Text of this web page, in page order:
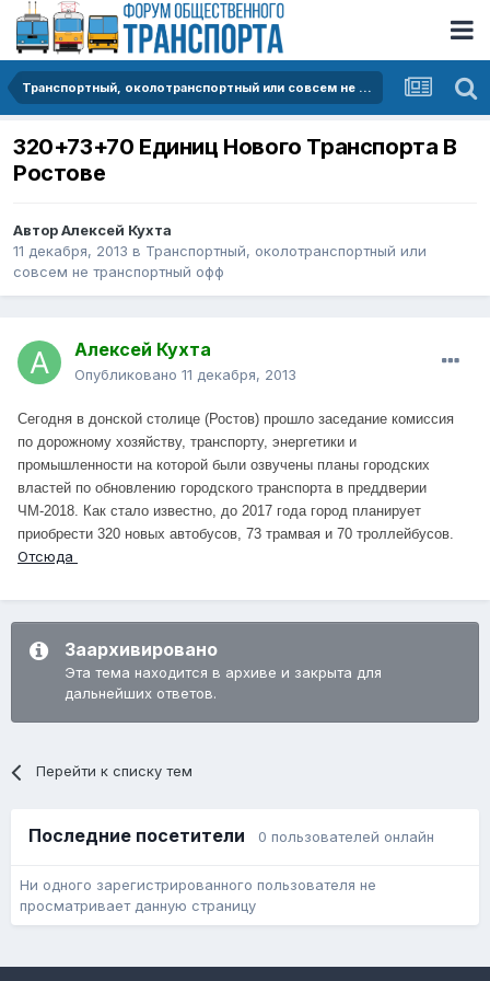
Транспортный, околотранспортный или совсем не транспортный офф
320+73+70 Единиц Нового Транспорта В
Pостове
АвторАлексей Кухта
11 декабря, 2013 в Транспортный, околотранспортный или
совсем не транспортный офф
Алексей Кухта
Опубликовано 11 декабря, 2013
Сегодня в донской столице (Ростов) прошло заседание комиссия
по дорожному хозяйству, транспорту, энергетики и
промышленности на которой были озвучены планы городских
властей по обновлению городского транспорта в преддверии
ЧМ-2018. Как стало известно, до 2017 года город планирует
приобрести 320 новых автобусов, 73 трамвая и 70 троллейбусов.
Отсюда
Заархивировано
Эта тема находится в архиве и закрыта для
дальнейших ответов.
Перейти к списку тем
Последние посетители 0 пользователей онлайн
Ни одного зарегистрированного пользователя не
просматривает данную страницу